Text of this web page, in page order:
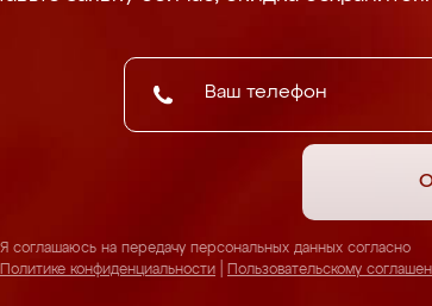
Я соглашаюсь на передачу персональных данных согласно
Политике конфиденциальности
Пользовательскому